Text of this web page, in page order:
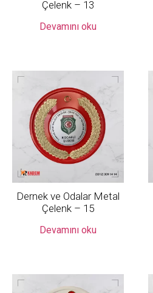
Çelenk – 13
Devamını oku
Dernek ve Odalar Metal
Çelenk – 15
Devamını oku